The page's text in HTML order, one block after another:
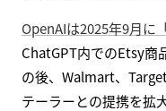
OpenAIは2025年9月に
ChatGPT内でのEtsy商
の後、Walmart、
テーラーとの提携を拡